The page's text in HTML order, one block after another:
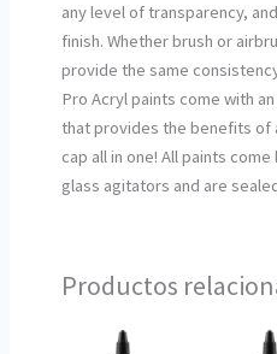
any level of transparency,
finish. Whether brush or
provide the same
Pro Acryl paints come with
that provides the benefits
cap all in one! All paints
glass agitators and are
Productos